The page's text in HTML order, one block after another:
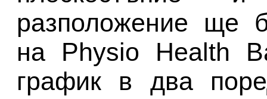
разположение ще
на Physio Health
график в два